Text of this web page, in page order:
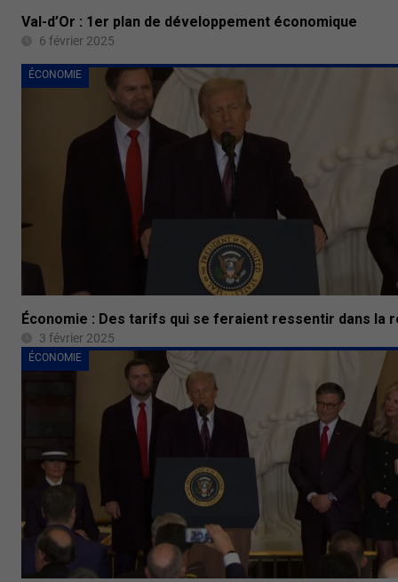
Val-d’Or : 1er plan de développement économique
6 février 2025
ÉCONOMIE
Économie : Des tarifs qui se feraient ressentir dans la
3 février 2025
ÉCONOMIE